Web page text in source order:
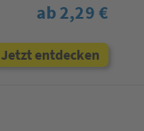
ab 2,29 €
Jetzt entdecken